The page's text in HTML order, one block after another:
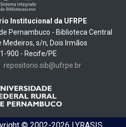
Institucional da UFRPE
Pernambuco - Biblioteca Central
Medeiros, s/n, Dois Irmãos
900 - Recife/PE
repositorio.sib@ufrpe.br